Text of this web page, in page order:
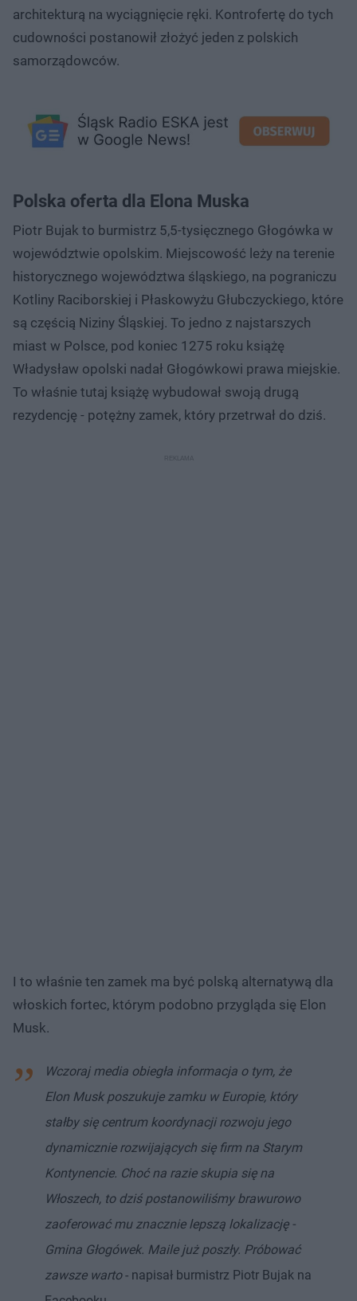
architekturą na wyciągnięcie ręki. Kontrofertę do tych
cudowności postanowił złożyć jeden z polskich
samorządowców.
Polska oferta dla Elona Muska
Piotr Bujak to burmistrz 5,5-tysięcznego Głogówka w
województwie opolskim. Miejscowość leży na terenie
historycznego województwa śląskiego, na pograniczu
Kotliny Raciborskiej i Płaskowyżu Głubczyckiego, które
są częścią Niziny Śląskiej. To jedno z najstarszych
miast w Polsce, pod koniec 1275 roku książę
Władysław opolski nadał Głogówkowi prawa miejskie.
To właśnie tutaj książę wybudował swoją drugą
rezydencję - potężny zamek, który przetrwał do dziś.
I to właśnie ten zamek ma być polską alternatywą dla
włoskich fortec, którym podobno przygląda się Elon
Musk.
Wczoraj media obiegła informacja o tym, że
Elon Musk poszukuje zamku w Europie, który
stałby się centrum koordynacji rozwoju jego
dynamicznie rozwijających się firm na Starym
Kontynencie. Choć na razie skupia się na
Włoszech, to dziś postanowiliśmy brawurowo
zaoferować mu znacznie lepszą lokalizację -
Gmina Głogówek. Maile już poszły. Próbować
zawsze warto- napisał burmistrz Piotr Bujak na